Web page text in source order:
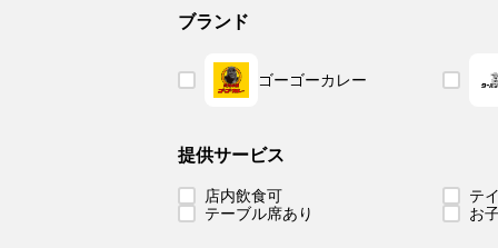
ブランド
ゴーゴーカレー
提供サービス
店内飲食可 テ
テーブル席あり
お